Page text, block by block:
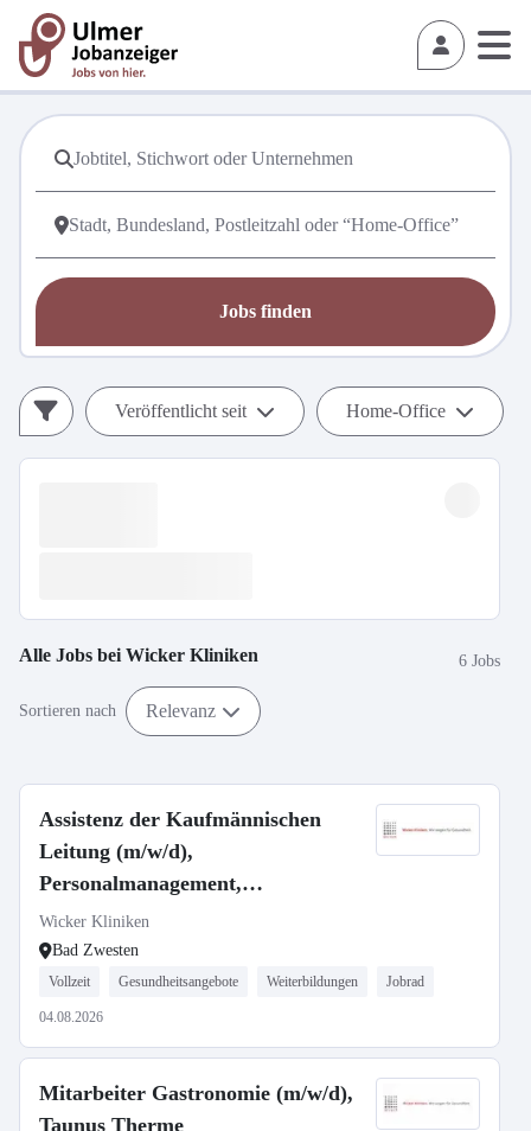
Jobs finden
Veröffentlicht seit Home-Office
Alle Jobs bei Wicker Kliniken 6 Jobs
Sortieren nach Relevanz
Assistenz der Kaufmännischen
Leitung (m/w/d),
Personalmanagement,
Hardtwaldklinik I
Wicker Kliniken
Bad Zwesten
Vollzeit Gesundheitsangebote Weiterbildungen Jobrad
04.08.2026
Mitarbeiter Gastronomie (m/w/d),
Taunus Therme